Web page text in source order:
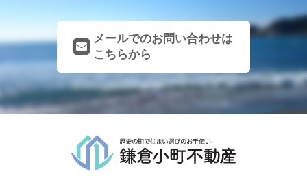
メールでのお問い合わせは
こちらから